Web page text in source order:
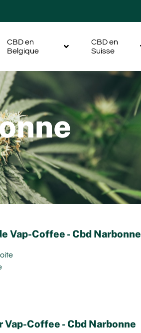
CBD en
Belgique
CBD en
Suisse
Vap-Coffee - Cbd Narbonne
Vap-Coffee - Cbd Narbonne